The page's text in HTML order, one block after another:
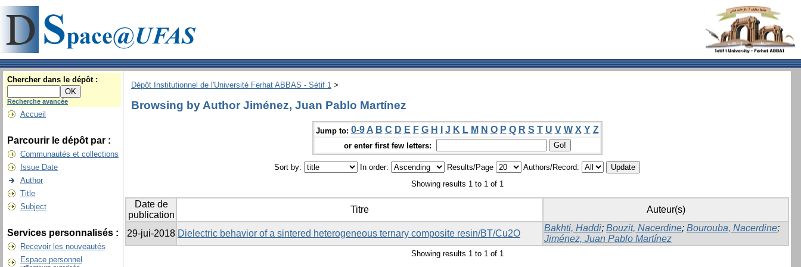
Chercher dans le dépôt :
Recherche avancée
Accueil
Parcourir le dépôt par :
Communautés et collections
Issue Date
Author
Title
Subject
Services personnalisés :
Recevoir les nouveautés
Espace personnel
Dépôt Institutionnel de l'Université Ferhat ABBAS - Sétif 1 >
Browsing by Author Jiménez, Juan Pablo Martínez
Jump to: 0-9 A B C D E F G H J K L M N O P Q R S T U V W X Y Z
or enter first few letters:
Sort by: In order: Results/Page
Authors/Record:
Showing results 1 to 1 of 1
Date de
publication
Titre Auteur(s)
29-jui-2018 Dielectric behavior of a sintered heterogeneous ternary composite resin/BT/Cu2O
Bakhti, Haddi; Bouzit, Nacerdine; Bourouba, Nacerdine;
Jiménez, Juan Pablo Martínez
Showing results 1 to 1 of 1